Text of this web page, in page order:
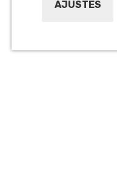
AJUSTES